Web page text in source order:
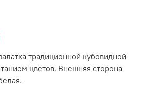
традиционной кубовидной
цветов. Внешняя сторона